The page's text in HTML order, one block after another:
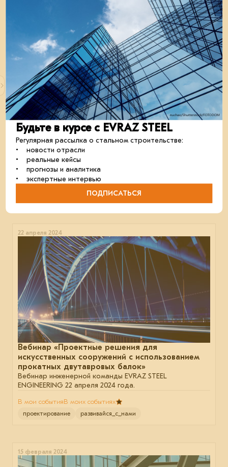
Конференция и выставка «Дорожное
строительство в России: мосты и искусственные
сооружения»
26–27 сентября 2024 г. в Санкт-Петербурге состоятся
международная конференция и выставка. ЕВРАЗ
представит свои решения для мостов.
В мои событияВ моих событиях
проектирование отрасль
22 апреля 2024
Вебинар «Проектные решения для
искусственных сооружений с использованием
прокатных двутавровых балок»
Вебинар инженерной команды EVRAZ STEEL
ENGINEERING 22 апреля 2024 года.
В мои событияВ моих событиях
проектирование развивайся_с_нами
15 февраля 2024
Будьте в курсе с EVRAZ STEEL
Регулярная рассылка о стальном строительстве:
• новости отрасли
• реальные кейсы
• прогнозы и аналитика
• экспертные интервью
ПОДПИСАТЬСЯ